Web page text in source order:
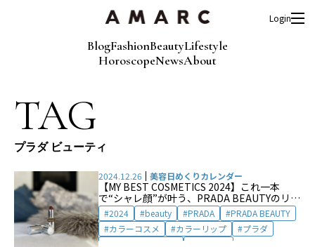
BlogFashionBeautyLifestyle
HoroscopeNewsAbout
Login
TAG
プラダ ビューティ
2024.12.26 美容日めくりカレンダー
【MY BEST COSMETICS 2024】これ一本
で“シャレ顔”が叶う、PRADA BEAUTYのリッ
プカラー by 下河辺さやこ
2024 beauty PRADA
PRADA BEAUTY
カラーコスメ
カラーリップ
プラダ